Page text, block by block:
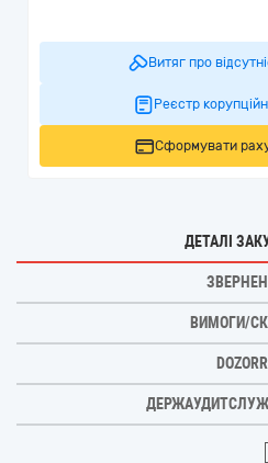
Витяг про
Реєстр
Сформувати
ДЕТАЛІ
ВИМОГИ/